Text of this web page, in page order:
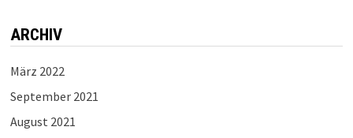
ARCHIV
März 2022
September 2021
August 2021